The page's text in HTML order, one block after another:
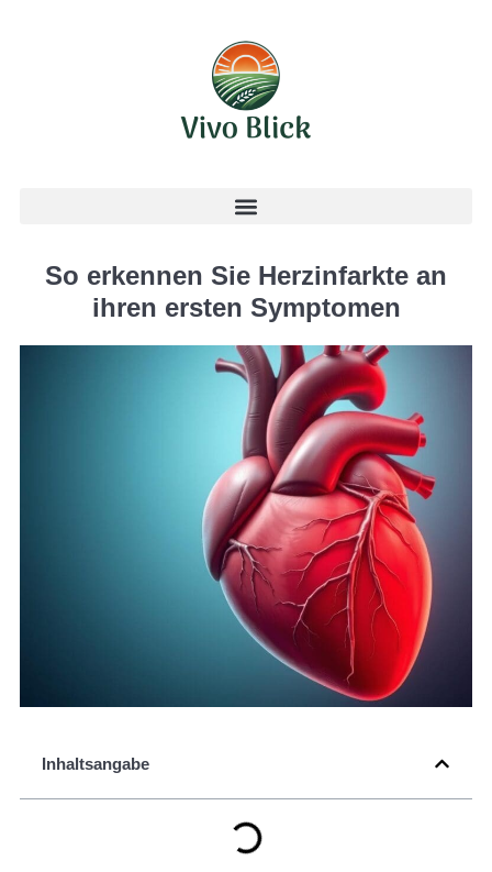
So erkennen Sie Herzinfarkte an
ihren ersten Symptomen
Inhaltsangabe